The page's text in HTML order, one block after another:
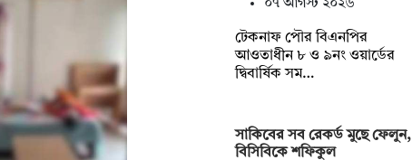
০৭ আগস্ট ২০২৬
টেকনাফ পৌর বিএনপির
আওতাধীন ৮ ও ৯নং ওয়ার্ডের
দ্বিবার্ষিক সম…
সাকিবের সব রেকর্ড মুছে ফেলুন,
বিসিবিকে শফিকুল